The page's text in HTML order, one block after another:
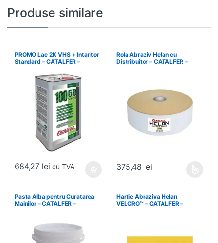
Produse similare
PROMO Lac 2K VHS + Intaritor
Standard – CATALFER –
684,27 lei cu TVA
Rola Abraziv Helan cu
Distribuitor – CATALFER –
375,48 lei
Pasta Alba pentru Curatarea
Mainilor – CATALFER –
Hartie Abraziva Helan
VELCRO™ – CATALFER –